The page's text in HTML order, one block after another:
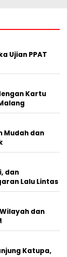
Ujian PPAT
Kartu
Mudah dan
dan
Lalu Lintas
dan
Katupa,